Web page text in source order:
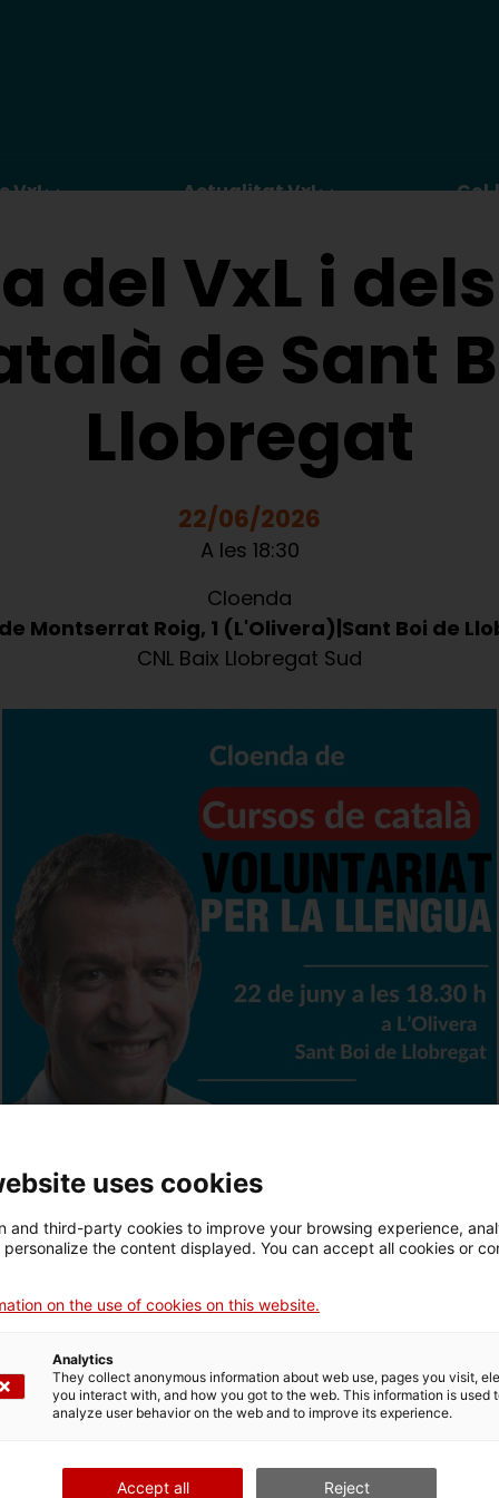
VxL Actualitat VxL
del VxL i
de Sant
Llobregat
22/06/2026
A les 18:30
Cloenda
Montserrat Roig, 1 (L'Olivera) Sant Boi de
CNL Baix Llobregat Sud
(VxL) i dels cursos de
i un berenar.
uses cookies
and third-party cookies to improve your browsing experience,
the content displayed. You can accept all cookies or
on the use of cookies on this website.
Analytics
They collect anonymous information about web use, pages you visit,
you interact with, and how you got to the web. This information is used
analyze user behavior on the web and to improve its experience.
Accept all Reject